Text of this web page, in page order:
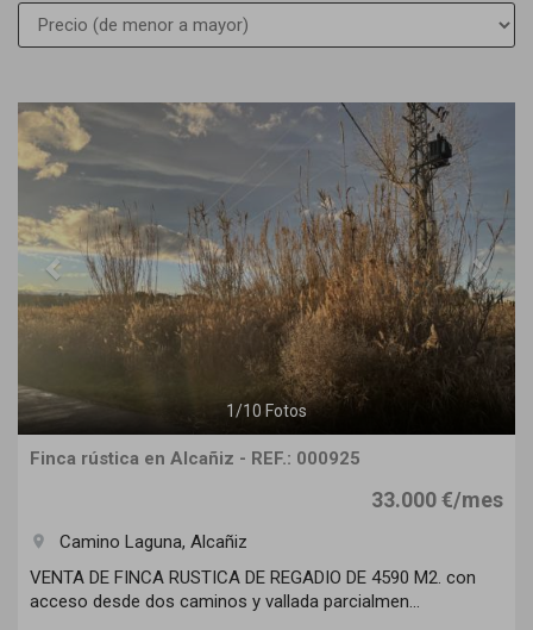
Previous
1 /10 Fotos
Finca rústica en Alcañiz - REF.: 000925
33.000 €/mes
room
Camino Laguna, Alcañiz
VENTA DE FINCA RUSTICA DE REGADIO DE 4590 M2. con
acceso desde dos caminos y vallada parcialmen...